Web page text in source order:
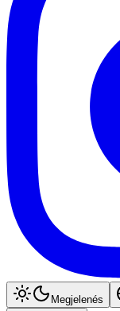
Megjelenés